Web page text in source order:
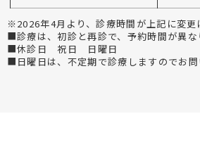
※2026年4月より、診療時間が上記に変更
■診療は、初診と再診で、予約時間が異な
■休診日 祝日 日曜日
■日曜日は、不定期で診療しますのでお問